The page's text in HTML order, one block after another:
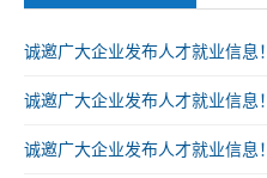
诚邀广大企业发布人才就业信息！
诚邀广大企业发布人才就业信息！
诚邀广大企业发布人才就业信息！